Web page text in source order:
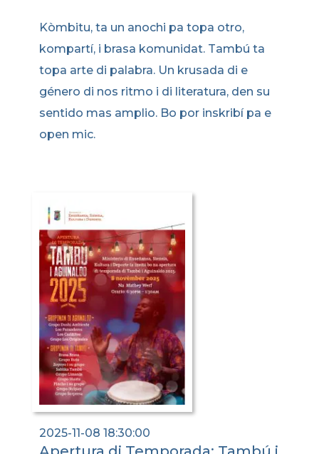
Kòmbitu, ta un anochi pa topa otro,
kompartí, i brasa komunidat. Tambú ta
topa arte di palabra. Un krusada di e
género di nos ritmo i di literatura, den su
sentido mas amplio. Bo por inskribí pa e
open mic.
2025-11-08 18:30:00